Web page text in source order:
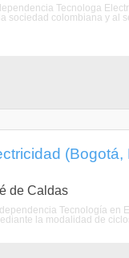
Tecnologa
sociedad colombiana y al
(Bogotá,
de Caldas
Tecnología en
la modalidad de